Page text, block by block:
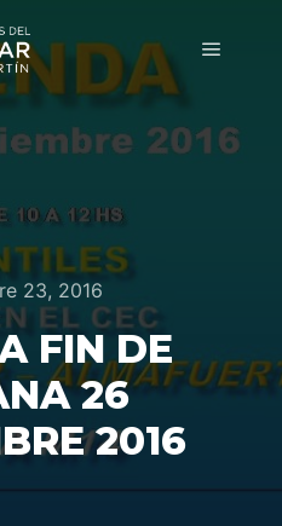
23, 2016
FIN DE
26
2016